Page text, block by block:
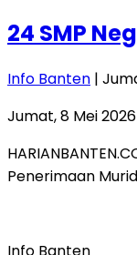
24 SMP
Info Banten |
Jumat, 8 Mei 2026
Penerimaan